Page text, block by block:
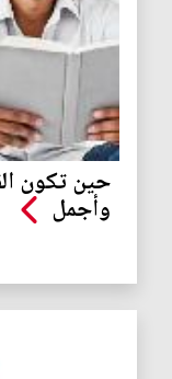
حين تكون
وأجمل